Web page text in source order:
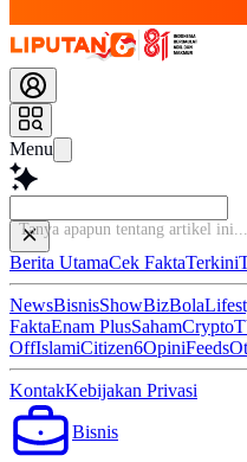
Menu
Tanya apapun ten
Berita UtamaCek FaktaTerkini
NewsBisnisShowBizBola
FaktaEnam PlusSahamCrypto
OffIslamiCitizen6OpiniFeeds
KontakKebijakan Privasi
Bisnis